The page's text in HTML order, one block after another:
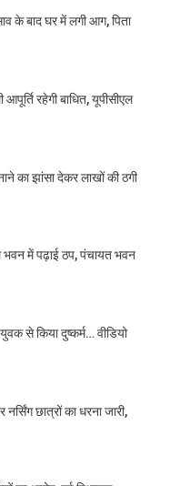
के बाद घर में लगी आग, पिता
रहेगी बाधित, यूपीसीएल
का झांसा देकर लाखों की ठगी
में पढ़ाई ठप, पंचायत भवन
से किया दुष्कर्म… वीडियो
छात्रों का धरना जारी,